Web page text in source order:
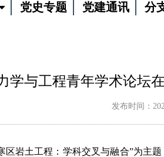
党史专题 党建通讯 分
与工程青年学术论坛
发布时间：
岩土工程：学科交叉与融合”为主